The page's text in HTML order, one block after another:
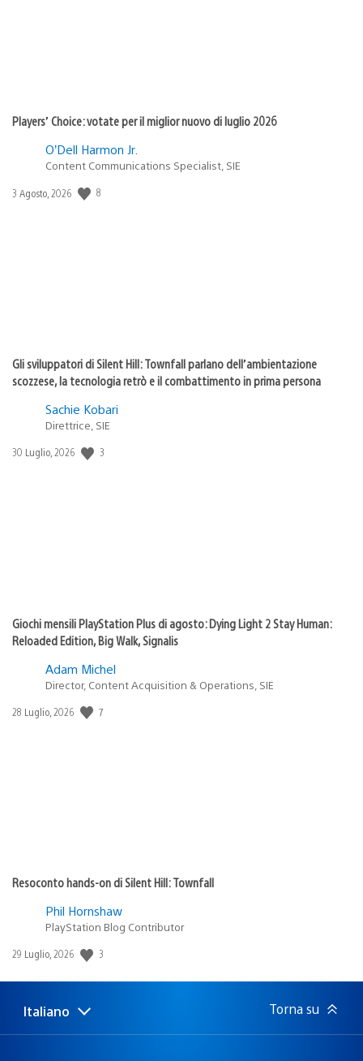
Players’ Choice: votate per il miglior nuovo di luglio 2026
O’Dell Harmon Jr.
Content Communications Specialist, SIE
Data
3 Agosto, 2026 8
Gli sviluppatori di Silent Hill: Townfall parlano dell’ambientazione
scozzese, la tecnologia retrò e il combattimento in prima persona
Sachie Kobari
Direttrice, SIE
Data
30 Luglio, 2026 3
Giochi mensili PlayStation Plus di agosto: Dying Light 2 Stay Human:
Reloaded Edition, Big Walk, Signalis
Adam Michel
Director, Content Acquisition & Operations, SIE
Data
28 Luglio, 2026 7
Resoconto hands-on di Silent Hill: Townfall
Phil Hornshaw
PlayStation Blog Contributor
Data
pubblicazione:
29 Luglio, 2026 3
Seleziona
Regione
Italiano Torna su